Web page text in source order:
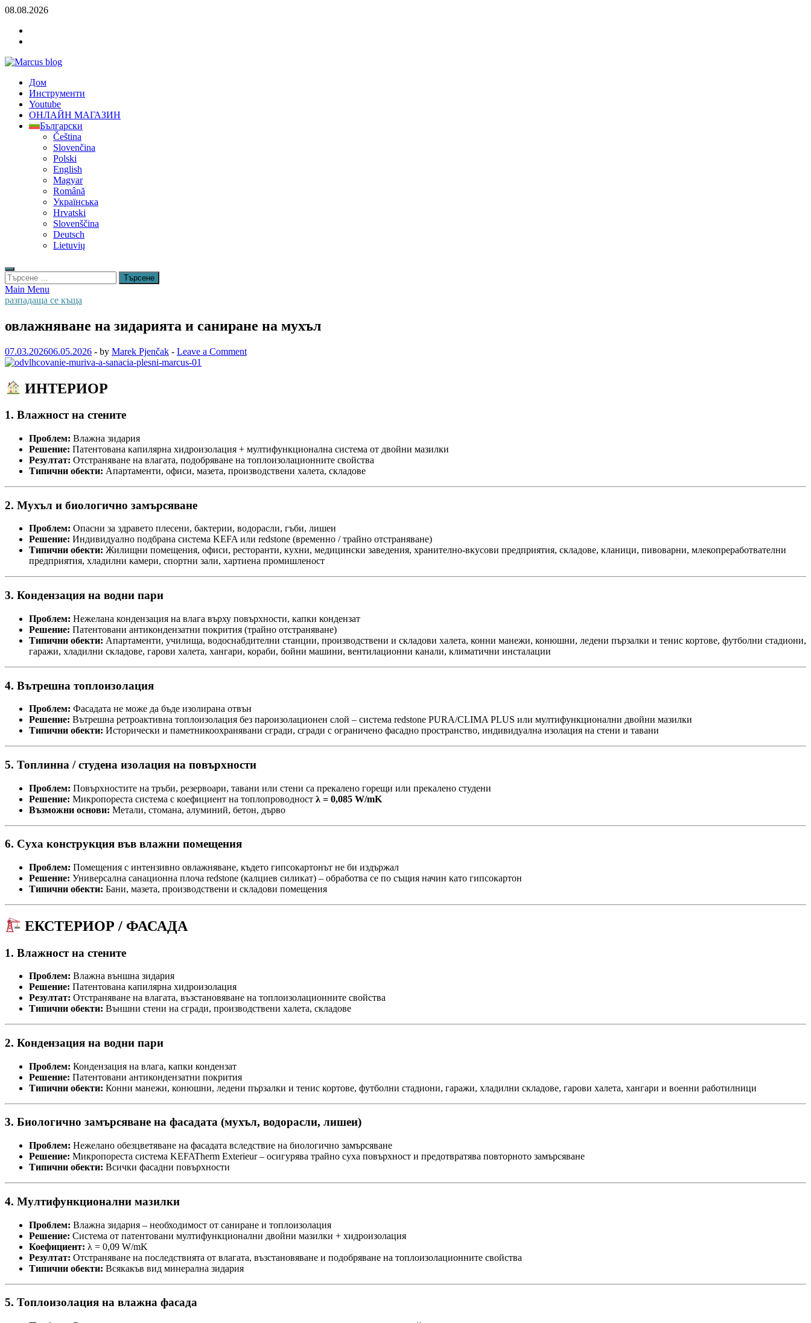
Skip
content
08.08.2026
NÁRADIE
Marcus blog
Stavebné profily, náradie, izolácie
Дом
Инструменти
Youtube
ОНЛАЙН МАГАЗИН
Български
Čeština
Slovenčina
Polski
English
Magyar
Română
Українська
Hrvatski
Slovenščina
Deutsch
Lietuvių
Търсене
за:
Main Menu
разпадаща се къща
овлажняване на зидарията и саниране на мухъл
07.03.202606.05.2026 - by Marek Pjenčak - Leave a Comment
ИНТЕРИОР
1. Влажност на стените
Проблем: Влажна зидария
Решение: Патентована капилярна хидроизолация + мултифункционална система от двойни мазилки
Резултат: Отстраняване на влагата, подобряване на топлоизолационните свойства
Типични обекти: Апартаменти, офиси, мазета, производствени халета, складове
2. Мухъл и биологично замърсяване
Проблем: Опасни за здравето плесени, бактерии, водорасли, гъби, лишеи
Решение: Индивидуално подбрана система KEFA или redstone (временно / трайно отстраняване)
Типични обекти: Жилищни помещения, офиси, ресторанти, кухни, медицински заведения, хранително-вкусови предприятия, складове, кланици, пивоварни, млекопреработвателни
предприятия, хладилни камери, спортни зали, хартиена промишленост
3. Кондензация на водни пари
Проблем: Нежелана кондензация на влага върху повърхности, капки кондензат
Решение: Патентовани антикондензатни покрития (трайно отстраняване)
Типични обекти: Апартаменти, училища, водоснабдителни станции, производствени и складови халета, конни манежи, конюшни, ледени пързалки и тенис кортове, футболни стадиони,
гаражи, хладилни складове, гарови халета, хангари, кораби, бойни машини, вентилационни канали, климатични инсталации
4. Вътрешна топлоизолация
Проблем: Фасадата не може да бъде изолирана отвън
Решение: Вътрешна ретроактивна топлоизолация без пароизолационен слой – система redstone PURA/CLIMA PLUS или мултифункционални двойни мазилки
Типични обекти: Исторически и паметникоохранявани сгради, сгради с ограничено фасадно пространство, индивидуална изолация на стени и тавани
5. Топлинна / студена изолация на повърхности
Проблем: Повърхностите на тръби, резервоари, тавани или стени са прекалено горещи или прекалено студени
Решение: Микропореста система с коефициент на топлопроводност λ = 0,085 W/mK
Възможни основи: Метали, стомана, алуминий, бетон, дърво
6. Суха конструкция във влажни помещения
Проблем: Помещения с интензивно овлажняване, където гипсокартонът не би издържал
Решение: Универсална санационна плоча redstone (калциев силикат) – обработва се по същия начин като гипсокартон
Типични обекти: Бани, мазета, производствени и складови помещения
ЕКСТЕРИОР / ФАСАДА
1. Влажност на стените
Проблем: Влажна външна зидария
Решение: Патентована капилярна хидроизолация
Резултат: Отстраняване на влагата, възстановяване на топлоизолационните свойства
Типични обекти: Външни стени на сгради, производствени халета, складове
2. Кондензация на водни пари
Проблем: Кондензация на влага, капки кондензат
Решение: Патентовани антикондензатни покрития
Типични обекти: Конни манежи, конюшни, ледени пързалки и тенис кортове, футболни стадиони, гаражи, хладилни складове, гарови халета, хангари и военни работилници
3. Биологично замърсяване на фасадата (мухъл, водорасли, лишеи)
Проблем: Нежелано обезцветяване на фасадата вследствие на биологично замърсяване
Решение: Микропореста система KEFATherm Exterieur – осигурява трайно суха повърхност и предотвратява повторното замърсяване
Типични обекти: Всички фасадни повърхности
4. Мултифункционални мазилки
Проблем: Влажна зидария – необходимост от саниране и топлоизолация
Решение: Система от патентовани мултифункционални двойни мазилки + хидроизолация
Коефициент: λ = 0,09 W/mK
Резултат: Отстраняване на последствията от влагата, възстановяване и подобряване на топлоизолационните свойства
Типични обекти: Всякакъв вид минерална зидария
5. Топлоизолация на влажна фасада